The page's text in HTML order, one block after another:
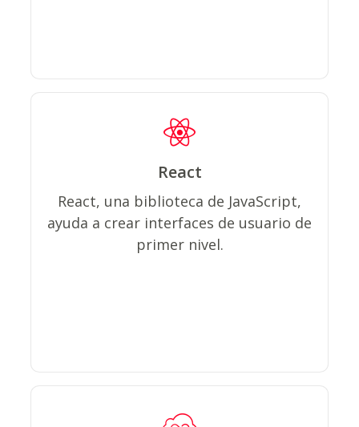
React
React, una biblioteca de JavaScript,
ayuda a crear interfaces de usuario de
primer nivel.
El desarrollo de React.js es
ampliamente preferido, ya que ayuda
a ofrecer una excelente
representación del lado del cliente y